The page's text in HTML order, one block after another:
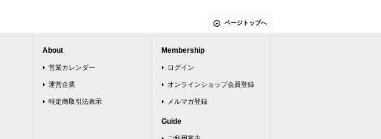
ページトップへ
About
営業カレンダー
運営企業
特定商取引法表示
Membership
ログイン
オンラインショップ会員登録
メルマガ登録
Guide